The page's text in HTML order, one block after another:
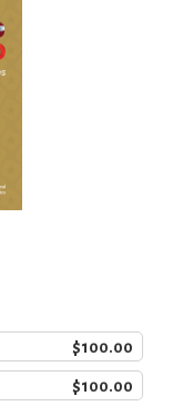
$100.00
$100.00